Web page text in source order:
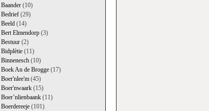
Baander(10)
Bedrief(29)
Beeld(14)
Bert Elmendorp(3)
Bestuur(2)
Bidplètie(11)
Binnenesch(10)
Boek An de Brogge(17)
Boer'nlee'm(45)
Boer'nwaark(15)
Boer’nlienbaank(11)
Boerdereeje(101)